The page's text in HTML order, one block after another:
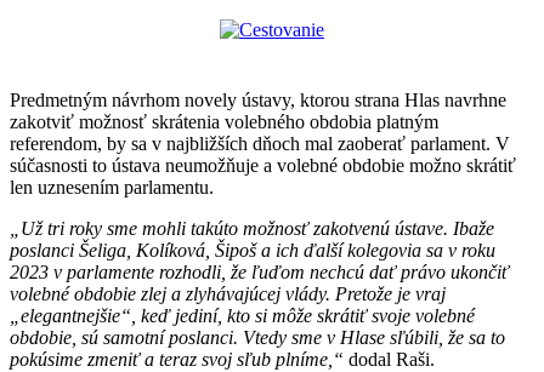
Predmetným návrhom novely ústavy, ktorou strana Hlas navrhne
zakotviť možnosť skrátenia volebného obdobia platným
referendom, by sa v najbližších dňoch mal zaoberať parlament. V
súčasnosti to ústava neumožňuje a volebné obdobie možno skrátiť
len uznesením parlamentu.
„Už tri roky sme mohli takúto možnosť zakotvenú ústave. Ibaže
poslanci Šeliga, Kolíková, Šipoš a ich ďalší kolegovia sa v roku
2023 v parlamente rozhodli, že ľuďom nechcú dať právo ukončiť
volebné obdobie zlej a zlyhávajúcej vlády. Pretože je vraj
„elegantnejšie“, keď jediní, kto si môže skrátiť svoje volebné
obdobie, sú samotní poslanci. Vtedy sme v Hlase sľúbili, že sa to
pokúsime zmeniť a teraz svoj sľub plníme,“ dodal Raši.